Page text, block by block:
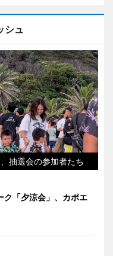
シュ
抽選会の参加者たち
ク「夕涼会」、カポエ